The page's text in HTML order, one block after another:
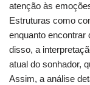
atenção às
Estruturas como
enquanto encontrar
disso, a
atual do sonhador,
Assim, a análise